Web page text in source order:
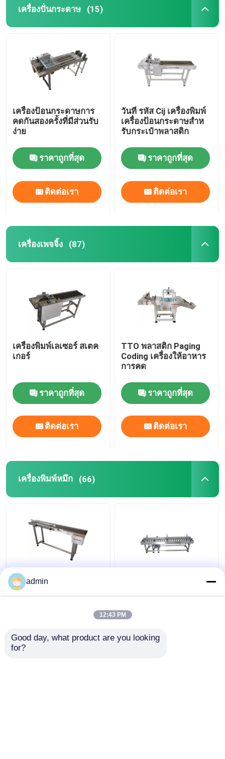
เครื่องปั่นกระดาษ (15)
เครื่องป้อนกระดาษการ
คดกันสองครั้งที่มีส่วนรับ
ง่าย
ราคาถูกที่สุด
ติดต่อเรา
วันที่ รหัส Cij เครื่องพิมพ์
เครื่องป้อนกระดาษสําห
รับกระเป๋าพลาสติก
ราคาถูกที่สุด
ติดต่อเรา
เครื่องเพจจิ้ง (87)
เครื่องพิมพ์เลเซอร์ สเตค
เกอร์
ราคาถูกที่สุด
ติดต่อเรา
TTO พลาสติก Paging
Coding เครื่องให้อาหาร
การคด
ราคาถูกที่สุด
ติดต่อเรา
เครื่องพิมพ์หมึก (66)
เครื่องพิมพ์ชนิดฉีดมะ
กรอก
admin
12:43 PM
Good day, what product are you looking
for?